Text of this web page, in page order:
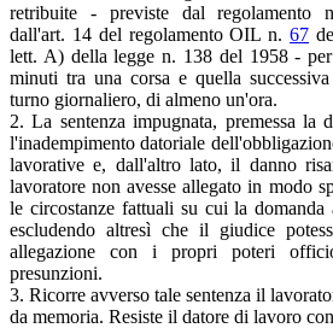
retribuite - previste dal
dall'art. 14 del regolamento OIL n.67
lett. A) della legge n. 138 del 1958 -
minuti tra una corsa e quella
turno giornaliero, di almeno un'ora.
2. La sentenza impugnata, premessa la
l'inadempimento datoriale
lavorative e, dall'altro lato, il danno
lavoratore non avesse allegato in modo
le circostanze fattuali su cui la domanda
escludendo altresì che il giudice
allegazione con i propri poteri
presunzioni.
3. Ricorre avverso tale sentenza il
da memoria. Resiste il datore di lavoro